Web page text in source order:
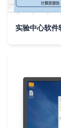
实验中心软